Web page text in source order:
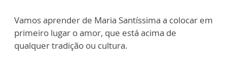
Vamos aprender de Maria Santíssima a colocar em
primeiro lugar o amor, que está acima de
qualquer tradição ou cultura.